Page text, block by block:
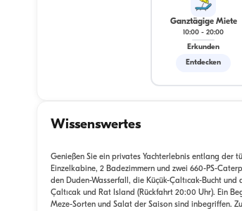
Ganztägige Miete
10:00 - 20:00
Erkunden
Entdecken
Wissenswertes
Genießen Sie ein privates Yachterlebnis entlang der
Einzelkabine, 2 Badezimmern und zwei 660-PS-
den Duden-Wasserfall, die Küçük-Çaltıcak-Bucht
Çaltıcak und Rat Island (Rückfahrt 20:00 Uhr). Ein
Meze-Sorten und Salat der Saison sind inbegriffen.